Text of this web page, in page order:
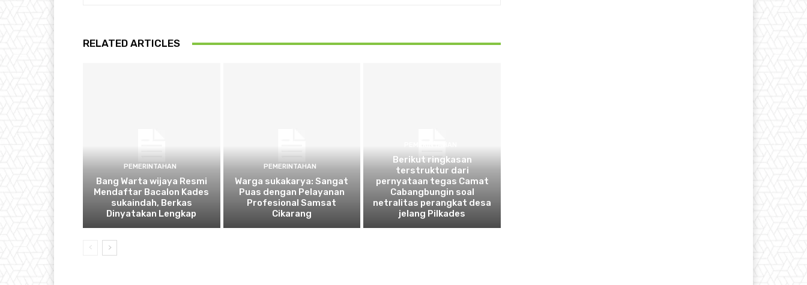
RELATED ARTICLES
PEMERINTAHAN
Bang Warta wijaya Resmi
Mendaftar Bacalon Kades
sukaindah, Berkas
Dinyatakan Lengkap
PEMERINTAHAN
Warga sukakarya: Sangat
Puas dengan Pelayanan
Profesional Samsat
Cikarang
Berikut ringkasan
terstruktur dari
pernyataan tegas Camat
Cabangbungin soal
netralitas perangkat desa
jelang Pilkades